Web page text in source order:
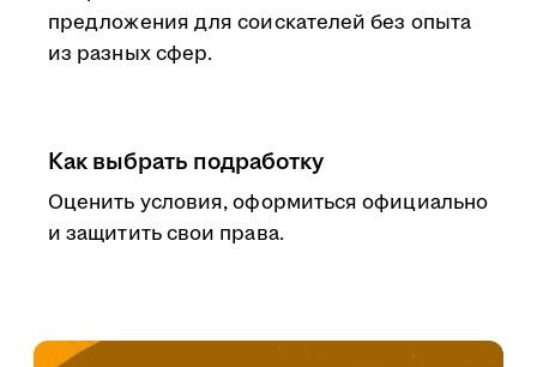
предложения для соискателей без опыта
из разных сфер.
Как выбрать подработку
Оценить условия, оформиться официально
и защитить свои права.